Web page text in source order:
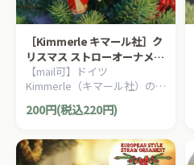
［Kimmerle キマール社］ク
リスマス ストローオーナメン
ト Wハート
【mail可】ドイツ
Kimmerle（キマール社）のク
リスマスツリーにぴったりな
ハートのストローオーナメン
200円(税込220円)